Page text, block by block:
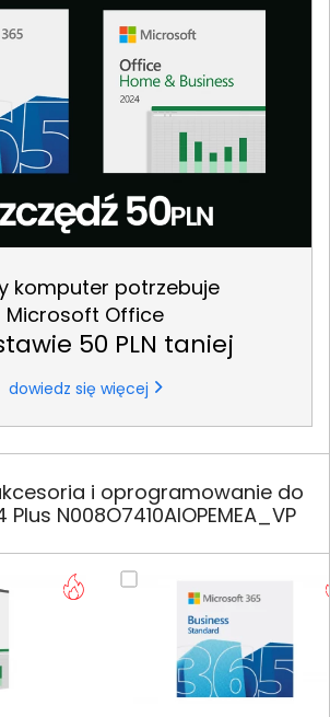
komputer potrzebuje
Microsoft Office
50 PLN taniej
dowiedz się więcej
i oprogramowanie do
N008O7410AIOPEMEA_VP